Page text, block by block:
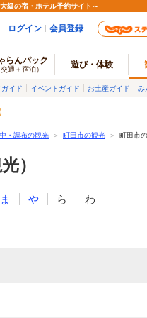
級の宿・ホテル予約サイト～
ログイン 会員登録
らんパック
交通＋宿泊） 遊び・体験
イド イベントガイド お土産ガイド み
・調布の観光 ＞ 町田市の観光 ＞ 町田市
）
ま や ら わ